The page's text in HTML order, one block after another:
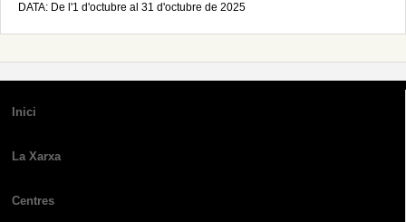
DATA: De l'1 d'octubre al 31 d'octubre de 2025
Inici
La Xarxa
Centres